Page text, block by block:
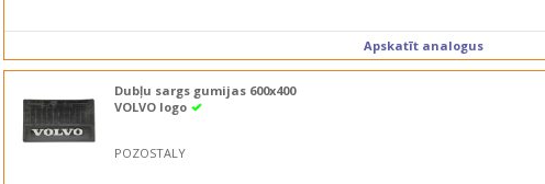
Apskatīt analogus
Dubļu sargs gumijas 600x400
VOLVO logo
POZOSTALY